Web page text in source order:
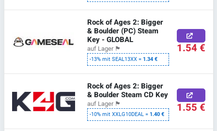
Rock of Ages 2: Bigger
& Boulder (PC) Steam
Key - GLOBAL
auf Lager 🏴
-13% mit SEAL13XX =1.34 €
1.54 €
Rock of Ages 2: Bigger
& Boulder Steam CD Key
auf Lager 🏴
-10% mit XXLG10DEAL =1.40 € 1.55 €